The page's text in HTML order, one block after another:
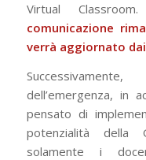
Virtual
comunicazione
verrà aggiornato
dell’emergenza, in
pensato di
potenzialità della
solamente i